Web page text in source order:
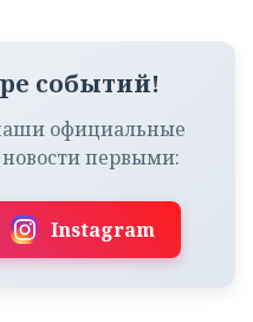
событий!
официальные
первыми:
Instagram